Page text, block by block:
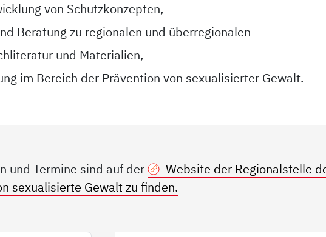
von Schutzkonzepten,
Beratung zu regionalen und überregionalen
und Materialien,
im Bereich der Prävention von sexualisierter Gewalt.
und Termine sind auf der
Website der Regionalstelle
sexualisierte Gewalt zu finden.